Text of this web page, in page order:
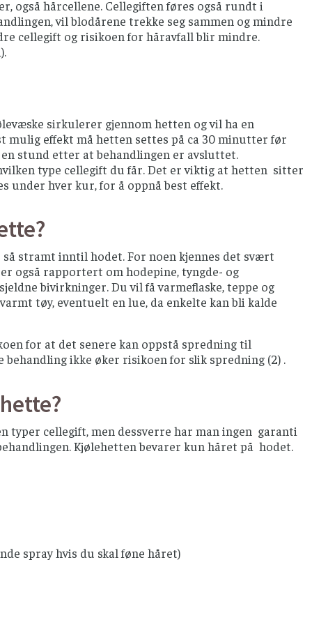
også hårcellene. Cellegiften føres også rundt i
vil blodårene trekke seg sammen og mindre
cellegift og risikoen for håravfall blir mindre.
sirkulerer gjennom hetten og vil ha en
mulig effekt må hetten settes på ca 30 minutter før
stund etter at behandlingen er avsluttet.
type cellegift du får. Det er viktig at hetten sitter
under hver kur, for å oppnå best effekt.
stramt inntil hodet. For noen kjennes det svært
også rapportert om hodepine, tyngde- og
bivirkninger. Du vil få varmeflaske, teppe og
tøy, eventuelt en lue, da enkelte kan bli kalde
for at det senere kan oppstå spredning til
ikke øker risikoen for slik spredning (2) .
typer cellegift, men dessverre har man ingen garanti
Kjølehetten bevarer kun håret på hodet.
spray hvis du skal føne håret)